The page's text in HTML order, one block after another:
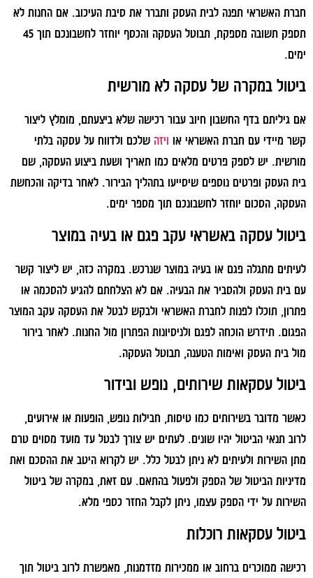
חברת האשראי תפנה לבית העסק ותברר את סיבת העיכוב. אם החנות לא
תספק תשובה מספקת, תבוטל העסקה והכסף יוחזר לחשבונכם תוך 45
ימים.
ביטול במקרה של עסקה לא מורשית
אם גיליתם בדף החשבון חיוב עבור רכישה שלא ביצעתם, מומלץ ליצור
קשר מיידי עם חברת האשראי או ויזה שלכם ולדווח על עסקה בלתי
מורשית. יש לספק פרטים מלאים כמו תאריך ושעת ביצוע העסקה, שם
בית העסק ופרטים נוספים שיסייעו בתהליך הבירור. לאחר בדיקה והכחשת
העסקה, הסכום יוחזר לחשבונכם תוך מספר ימים.
ביטול עסקה באשראי עקב פגם או בעיה במוצר
לעיתים מתגלה פגם או בעיה במוצר שנרכש. במקרה כזה, יש ליצור קשר
עם בית העסק ולהסביר את הבעיה. אם לא הצלחתם להגיע להסכמה או
פתרון, תוכלו לפנות לחברת האשראי ולבקש לבטל את העסקה עקב המוצר
הפגום. תידרש הוכחה לפגם ולניסיונות הפתרון מול החנות. לאחר בירור
מול בית העסק ואימות הטענה, תבוטל העסקה.
ביטול עסקאות שירותים, נופש ובידור
כאשר מדובר בשירותים כמו טיסות, חבילות נופש, הופעות או אירועים,
לרוב תנאי הביטול יהיו שונים. לעתים יש צורך לבטל עד מועד מסוים טרם
מתן השירות ולעיתים לא ניתן לבטל כלל. יש לקרוא היטב את ההסכם ואת
מדיניות הביטול של הספק ולפעול בהתאם. עם זאת, במקרה של ביטול
השירות על ידי הספק עצמו, ניתן לקבל החזר כספי מלא.
ביטול עסקאות רוכלות
רכישה ממוכרים ברחוב או ממכירות מזדמנות, מאפשרת לרוב ביטול תוך